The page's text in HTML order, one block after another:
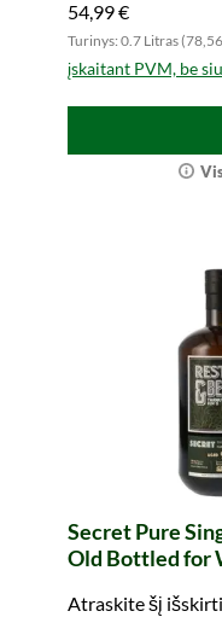
54,99 €
Turinys: 0.7 Litras
įskaitant PVM, be
Secret Pure
Old Bottled for
Atraskite šį